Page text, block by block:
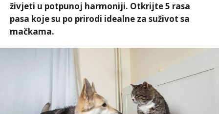
živjeti u potpunoj harmoniji. Otkrijte 5 rasa
pasa koje su po prirodi idealne za suživot sa
mačkama.